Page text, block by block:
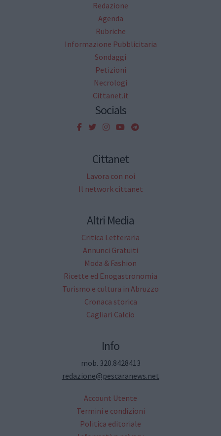
Redazione
Agenda
Rubriche
Informazione Pubblicitaria
Sondaggi
Petizioni
Necrologi
Cittanet.it
Socials
Cittanet
Lavora con noi
Il network cittanet
Altri Media
Critica Letteraria
Annunci Gratuiti
Moda & Fashion
Ricette ed Enogastronomia
Turismo e cultura in Abruzzo
Cronaca storica
Cagliari Calcio
Info
mob. 320.8428413
redazione@pescaranews.net
Account Utente
Termini e condizioni
Politica editoriale